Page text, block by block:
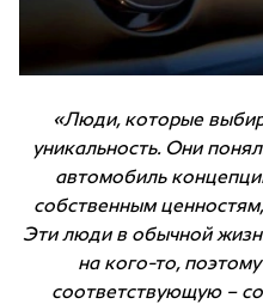
«Люди, которые
уникальность. Они
автомобиль
собственным
Эти люди в обычной
на кого-то,
соответствующую –